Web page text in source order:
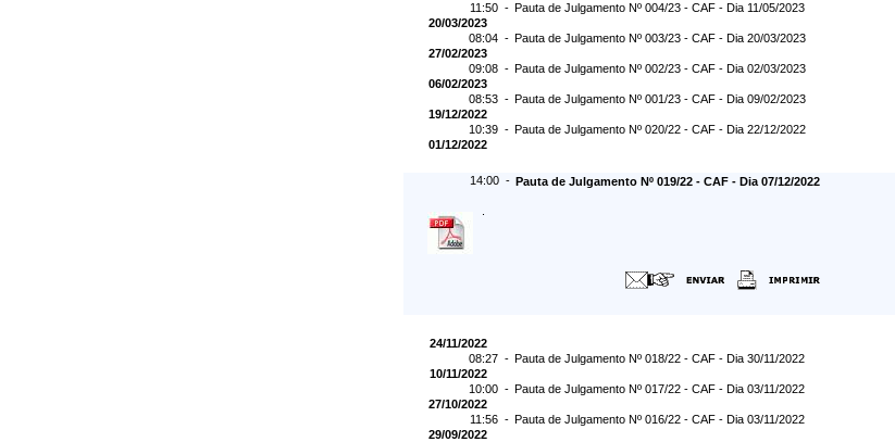
11:50 - Pauta de Julgamento Nº 004/23 - CAF - Dia 11/05/2023
20/03/2023
08:04 - Pauta de Julgamento Nº 003/23 - CAF - Dia 20/03/2023
27/02/2023
09:08 - Pauta de Julgamento Nº 002/23 - CAF - Dia 02/03/2023
06/02/2023
08:53 - Pauta de Julgamento Nº 001/23 - CAF - Dia 09/02/2023
19/12/2022
10:39 - Pauta de Julgamento Nº 020/22 - CAF - Dia 22/12/2022
01/12/2022
14:00 - Pauta de Julgamento Nº 019/22 - CAF - Dia 07/12/2022
24/11/2022
08:27 - Pauta de Julgamento Nº 018/22 - CAF - Dia 30/11/2022
10/11/2022
10:00 - Pauta de Julgamento Nº 017/22 - CAF - Dia 03/11/2022
27/10/2022
11:56 - Pauta de Julgamento Nº 016/22 - CAF - Dia 03/11/2022
29/09/2022